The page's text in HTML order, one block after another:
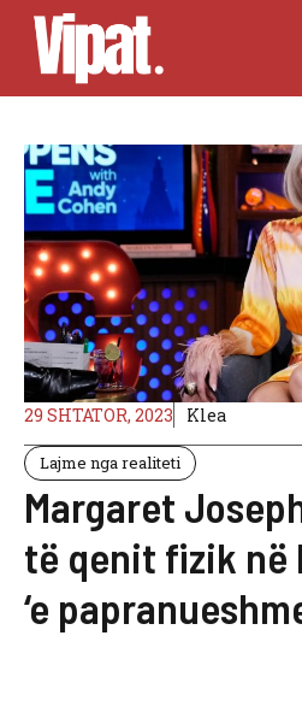
Skip
content
29 SHTATOR, 2023 Klea
Lajme nga realiteti
Margaret
të qenit fizik në
‘e